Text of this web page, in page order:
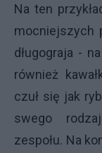
Na ten
mocniejszych
długograja -
również
czuł się jak
swego
zespołu. Na